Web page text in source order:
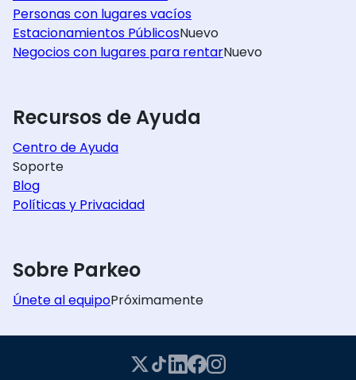
Personas con lugares vacíos
Estacionamientos PúblicosNuevo
Negocios con lugares para rentarNuevo
Recursos de Ayuda
Centro de Ayuda
Soporte
Blog
Políticas y Privacidad
Sobre Parkeo
Únete al equipoPróximamente